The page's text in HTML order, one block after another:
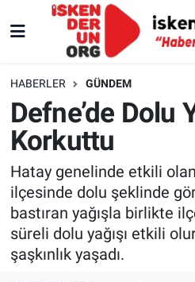
HABERLER GÜNDEM
Defne’de Dolu
Korkuttu
Hatay genelinde etkili
ilçesinde dolu şeklinde
bastıran yağışla birlikte
süreli dolu yağışı etkili
şaşkınlık yaşadı.